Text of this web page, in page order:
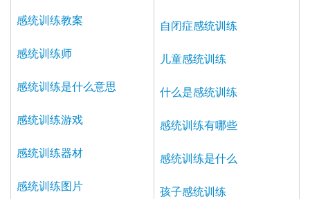
感统训练教案
感统训练师
感统训练是什么意思
感统训练游戏
感统训练器材
感统训练图片
自闭症感统训练
儿童感统训练
什么是感统训练
感统训练有哪些
感统训练是什么
孩子感统训练